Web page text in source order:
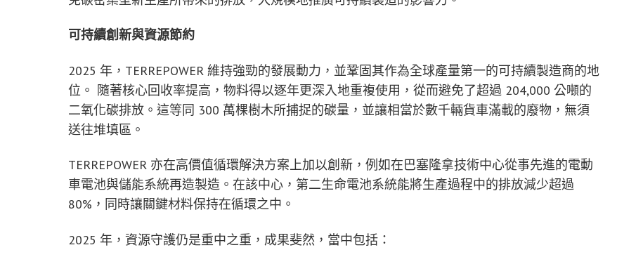
可持續創新與資源節約
2025 年，TERREPOWER 維持強勁的發展動力，並鞏固其作為全球產量第一的可持續製造商的地
位。 隨著核心回收率提高，物料得以逐年更深入地重複使用，從而避免了超過 204,000 公噸的
二氧化碳排放。這等同 300 萬棵樹木所捕捉的碳量，並讓相當於數千輛貨車滿載的廢物，無須
送往堆填區。
TERREPOWER 亦在高價值循環解決方案上加以創新，例如在巴塞隆拿技術中心從事先進的電動
車電池與儲能系統再造製造。在該中心，第二生命電池系統能將生產過程中的排放減少超過
80%，同時讓關鍵材料保持在循環之中。
2025 年，資源守護仍是重中之重，成果斐然，當中包括：